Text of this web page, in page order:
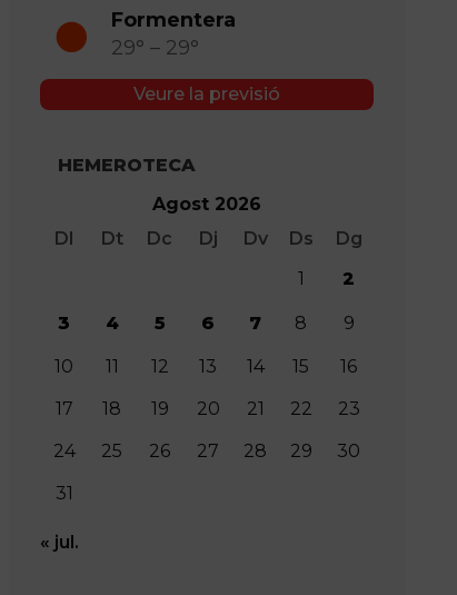
Formentera
29° – 29°
Veure la previsió
HEMEROTECA
Agost 2026
Dl
Dt Dc Dj Dv Ds
Dg
1
2
3 4 5 6 7 8 9
10 11 12 13 14 15
16
17
18 19 20 21 22
23
24
25 26 27 28 29
30
31
« jul.